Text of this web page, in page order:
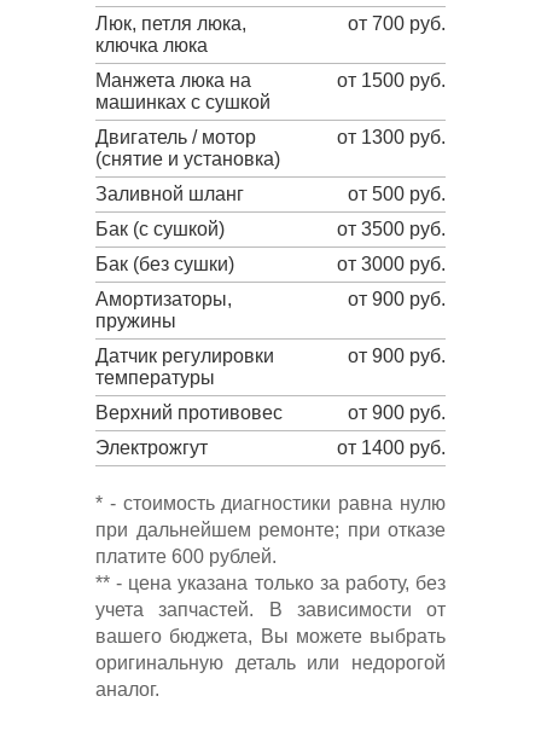
Люк, петля люка,
ключка люка
от 700 руб.
Манжета люка на
машинках с сушкой
от 1500 руб.
Двигатель / мотор
(снятие и установка)
от 1300 руб.
Заливной шланг
от 500 руб.
Бак (с сушкой)
от 3500 руб.
Бак (без сушки)
от 3000 руб.
Амортизаторы,
пружины
от 900 руб.
Датчик регулировки
температуры
от 900 руб.
Верхний противовес
от 900 руб.
Электрожгут
от 1400 руб.
* - стоимость диагностики равна нулю
при дальнейшем ремонте; при отказе
платите 600 рублей.
** - цена указана только за работу, без
учета запчастей. В зависимости от
вашего бюджета, Вы можете выбрать
оригинальную деталь или недорогой
аналог.